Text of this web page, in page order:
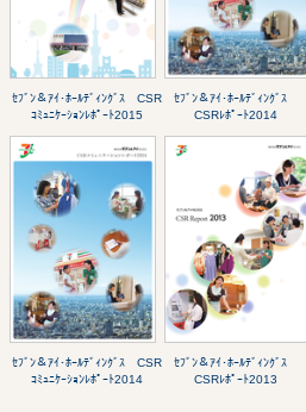
ｾﾌﾞﾝ＆ｱｲ･ﾎｰﾙﾃﾞｨﾝｸﾞｽ CSR
ｺﾐｭﾆｹｰｼｮﾝﾚﾎﾟｰﾄ2015
ｾﾌﾞﾝ＆ｱｲ･ﾎｰﾙﾃﾞｨﾝｸﾞｽ
CSRﾚﾎﾟｰﾄ2014
ｾﾌﾞﾝ＆ｱｲ･ﾎｰﾙﾃﾞｨﾝｸﾞｽ CSR
ｺﾐｭﾆｹｰｼｮﾝﾚﾎﾟｰﾄ2014
ｾﾌﾞﾝ＆ｱｲ･ﾎｰﾙﾃﾞｨﾝｸﾞｽ
CSRﾚﾎﾟｰﾄ2013